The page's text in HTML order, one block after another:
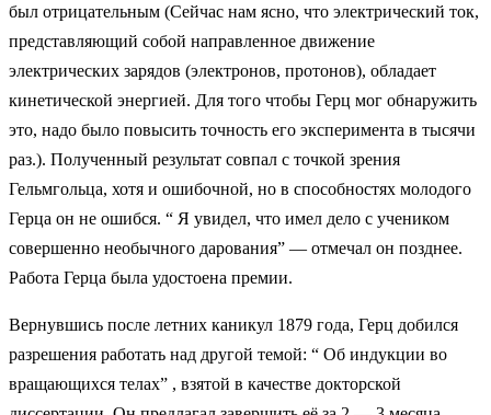
был отрицательным (Сейчас нам ясно, что электрический ток,
представляющий собой направленное движение
электрических зарядов (электронов, протонов), обладает
кинетической энергией. Для того чтобы Герц мог обнаружить
это, надо было повысить точность его эксперимента в тысячи
раз.). Полученный результат совпал с точкой зрения
Гельмгольца, хотя и ошибочной, но в способностях молодого
Герца он не ошибся. “ Я увидел, что имел дело с учеником
совершенно необычного дарования” — отмечал он позднее.
Работа Герца была удостоена премии.
Вернувшись после летних каникул 1879 года, Герц добился
разрешения работать над другой темой: “ Об индукции во
вращающихся телах” , взятой в качестве докторской